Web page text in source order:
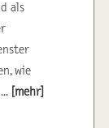
als
wie
[mehr]